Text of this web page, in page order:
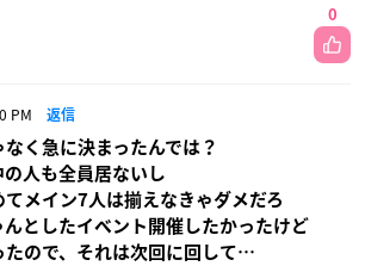
0
PM 返信
く急に決まったんでは？
人も全員居ないし
メイン7人は揃えなきゃダメだろ
としたイベント開催したかったけど
たので、それは次回に回して…